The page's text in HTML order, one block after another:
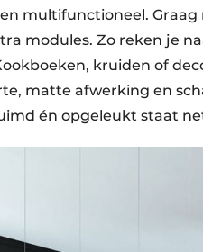
multifunctioneel.
modules. Zo reken je
kruiden of
matte afwerking en
én opgeleukt staat